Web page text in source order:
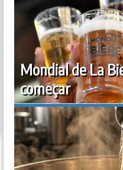
Mondial de La
começar